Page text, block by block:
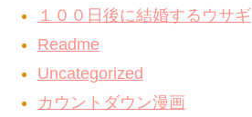
１００日後に結婚するウサギ
Readme
Uncategorized
カウントダウン漫画